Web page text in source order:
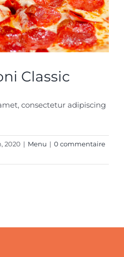
Classic
consectetur adipiscing
2020 | Menu | 0 commentaire